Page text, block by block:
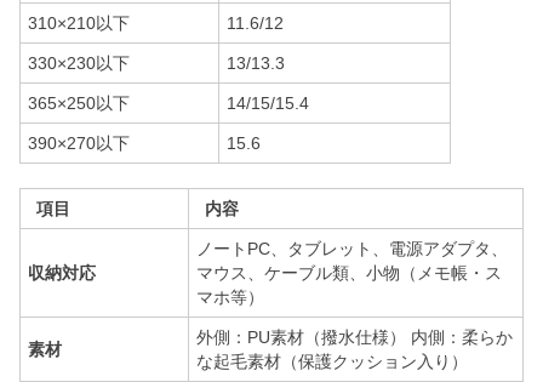
310×210以下 11.6/12
330×230以下 13/13.3
365×250以下 14/15/15.4
390×270以下 15.6
項目 内容
収納対応
ノートPC、タブレット、電源アダプタ、
マウス、ケーブル類、小物（メモ帳・ス
マホ等）
素材
外側：PU素材（撥水仕様） 内側：柔らか
な起毛素材（保護クッション入り）